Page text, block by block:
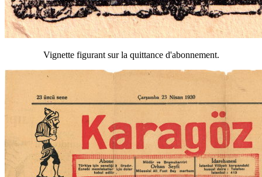
Vignette figurant sur la quittance d'abonnement.